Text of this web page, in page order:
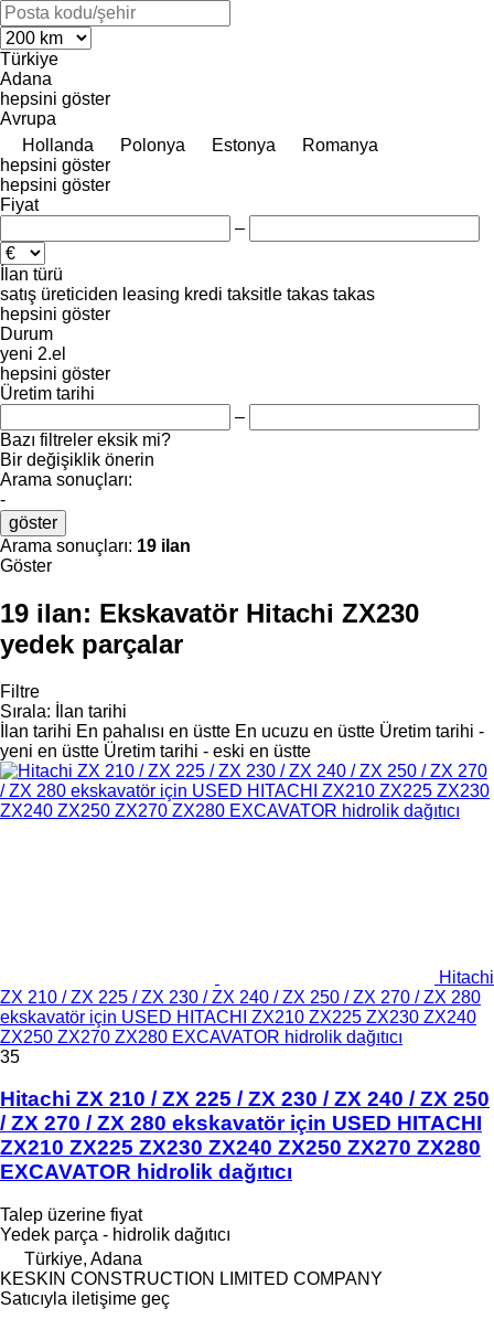
Türkiye
Adana
hepsini göster
Avrupa
Hollanda
Polonya Estonya
Romanya
hepsini göster
hepsini göster
Fiyat
–
İlan türü
satış üreticiden leasing kredi taksitle takas takas
hepsini göster
Durum
yeni 2.el
hepsini göster
Üretim tarihi
–
Bazı filtreler eksik mi?
Bir değişiklik önerin
Arama sonuçları:
-
göster
Arama sonuçları: 19 ilan
Göster
19 ilan: Ekskavatör Hitachi ZX230
yedek parçalar
Filtre
Sırala:
İlan tarihi
İlan tarihi En pahalısı en üstte En ucuzu en üstte Üretim tarihi -
yeni en üstte Üretim tarihi - eski en üstte
Hitachi
ZX 210 / ZX 225 / ZX 230 / ZX 240 / ZX 250 / ZX 270 / ZX 280
ekskavatör için USED HITACHI ZX210 ZX225 ZX230 ZX240
ZX250 ZX270 ZX280 EXCAVATOR hidrolik dağıtıcı
35
Hitachi ZX 210 / ZX 225 / ZX 230 / ZX 240 / ZX 250
/ ZX 270 / ZX 280 ekskavatör için USED HITACHI
ZX210 ZX225 ZX230 ZX240 ZX250 ZX270 ZX280
EXCAVATOR hidrolik dağıtıcı
Talep üzerine fiyat
Yedek parça - hidrolik dağıtıcı
Türkiye, Adana
KESKIN CONSTRUCTION LIMITED COMPANY
Satıcıyla iletişime geç